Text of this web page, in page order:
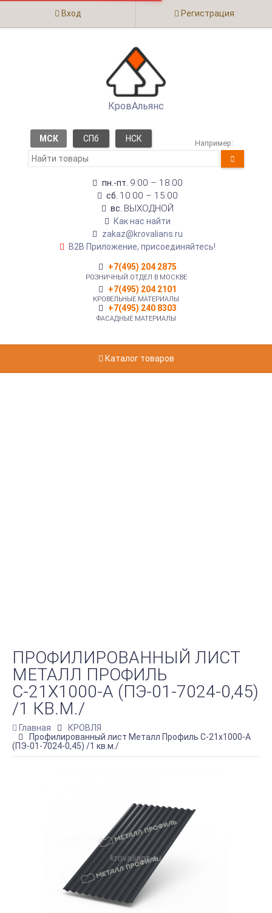
Вход Регистрация
КровАльянс
МСК СПб НСК Например:
пн.-пт. 9:00 – 18:00
сб. 10:00 – 15:00
вс. ВЫХОДНОЙ
Как нас найти
zakaz@krovalians.ru
B2B Приложение, присоединяйтесь!
+7(495) 204 2875
РОЗНИЧНЫЙ ОТДЕЛ В МОСКВЕ
+7(495) 204 2101
КРОВЕЛЬНЫЕ МАТЕРИАЛЫ
+7(495) 240 8303
ФАСАДНЫЕ МАТЕРИАЛЫ
Каталог товаров
ПРОФИЛИРОВАННЫЙ ЛИСТ
МЕТАЛЛ ПРОФИЛЬ
С-21Х1000-A (ПЭ-01-7024-0,45)
/1 КВ.М./
Главная
КРОВЛЯ
Профилированный лист Металл Профиль С-21х1000-A
(ПЭ-01-7024-0,45) /1 кв.м./